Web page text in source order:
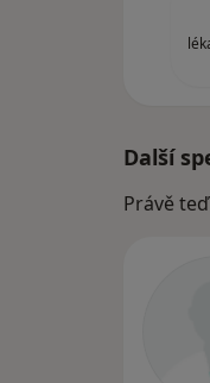
Další
Právě